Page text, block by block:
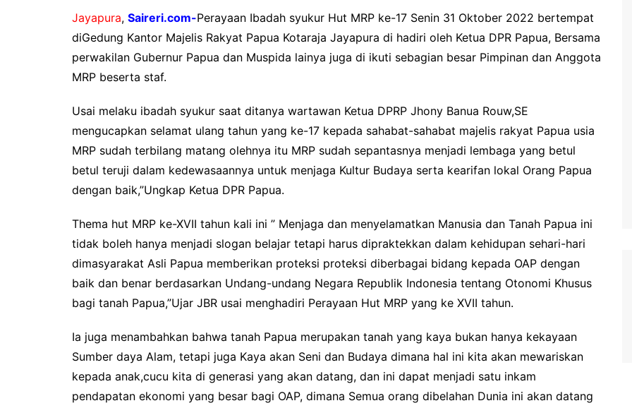
Jayapura, Saireri.com-Perayaan Ibadah syukur Hut MRP ke-17 Senin 31 Oktober 2022 bertempat
diGedung Kantor Majelis Rakyat Papua Kotaraja Jayapura di hadiri oleh Ketua DPR Papua, Bersama
perwakilan Gubernur Papua dan Muspida lainya juga di ikuti sebagian besar Pimpinan dan Anggota
MRP beserta staf.
Usai melaku ibadah syukur saat ditanya wartawan Ketua DPRP Jhony Banua Rouw,SE
mengucapkan selamat ulang tahun yang ke-17 kepada sahabat-sahabat majelis rakyat Papua usia
MRP sudah terbilang matang olehnya itu MRP sudah sepantasnya menjadi lembaga yang betul
betul teruji dalam kedewasaannya untuk menjaga Kultur Budaya serta kearifan lokal Orang Papua
dengan baik,”Ungkap Ketua DPR Papua.
Thema hut MRP ke-XVII tahun kali ini ” Menjaga dan menyelamatkan Manusia dan Tanah Papua ini
tidak boleh hanya menjadi slogan belajar tetapi harus dipraktekkan dalam kehidupan sehari-hari
dimasyarakat Asli Papua memberikan proteksi proteksi diberbagai bidang kepada OAP dengan
baik dan benar berdasarkan Undang-undang Negara Republik Indonesia tentang Otonomi Khusus
bagi tanah Papua,”Ujar JBR usai menghadiri Perayaan Hut MRP yang ke XVII tahun.
Ia juga menambahkan bahwa tanah Papua merupakan tanah yang kaya bukan hanya kekayaan
Sumber daya Alam, tetapi juga Kaya akan Seni dan Budaya dimana hal ini kita akan mewariskan
kepada anak,cucu kita di generasi yang akan datang, dan ini dapat menjadi satu inkam
pendapatan ekonomi yang besar bagi OAP, dimana Semua orang dibelahan Dunia ini akan datang